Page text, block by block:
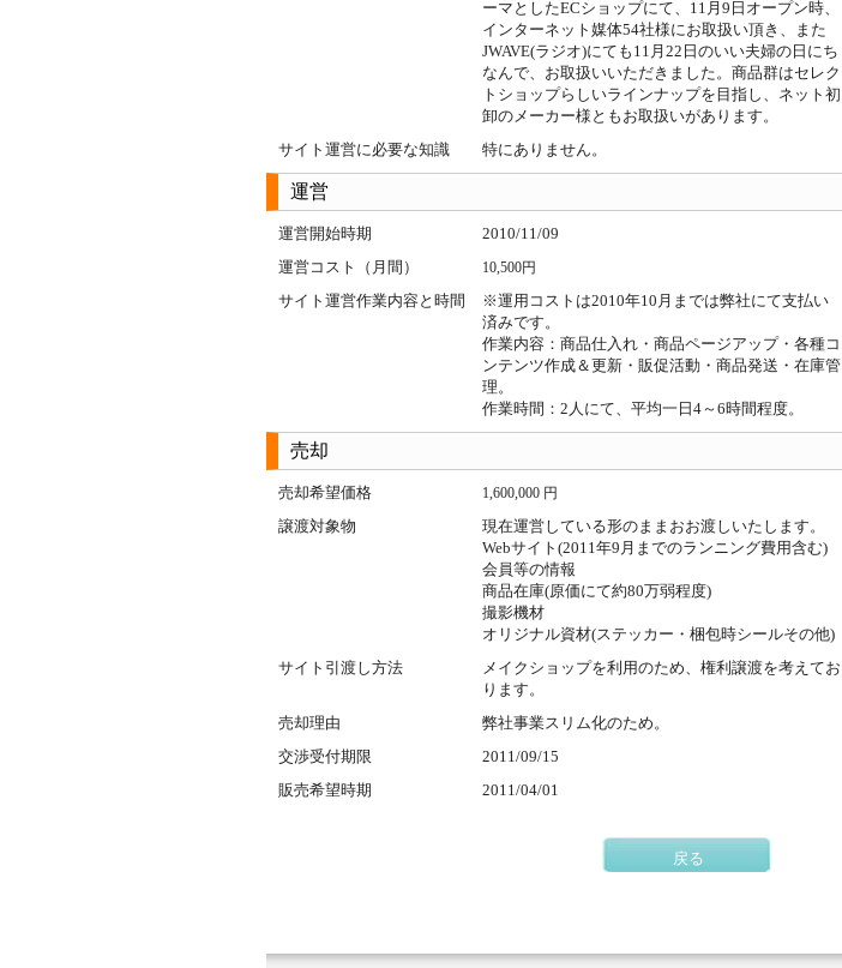
ーマとしたECショップにて、11月9日オープン時、
インターネット媒体54社様にお取扱い頂き、また
JWAVE(ラジオ)にても11月22日のいい夫婦の日にち
なんで、お取扱いいただきました。商品群はセレク
トショップらしいラインナップを目指し、ネット初
卸のメーカー様ともお取扱いがあります。
サイト運営に必要な知識
特にありません。
運営
運営開始時期
2010/11/09
運営コスト（月間）
10,500円
サイト運営作業内容と時間
※運用コストは2010年10月までは弊社にて支払い
済みです。
作業内容：商品仕入れ・商品ページアップ・各種コ
ンテンツ作成＆更新・販促活動・商品発送・在庫管
理。
作業時間：2人にて、平均一日4～6時間程度。
売却
売却希望価格 1,600,000 円
譲渡対象物
現在運営している形のままおお渡しいたします。
Webサイト(2011年9月までのランニング費用含む)
会員等の情報
商品在庫(原価にて約80万弱程度)
撮影機材
オリジナル資材(ステッカー・梱包時シールその他)
サイト引渡し方法
メイクショップを利用のため、権利譲渡を考えてお
ります。
売却理由
弊社事業スリム化のため。
交渉受付期限
2011/09/15
販売希望時期
2011/04/01
戻る